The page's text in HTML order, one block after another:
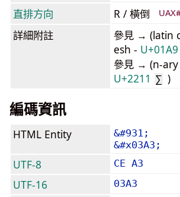
直排方向 R / 橫倒
詳細附註
參見 → (latin
esh - U+01A9
參見 → (n-
U+2211
∑ )
編碼資訊
HTML Entity
&#931;
&#x03A3;
UTF-8 CE A3
UTF-16 03A3